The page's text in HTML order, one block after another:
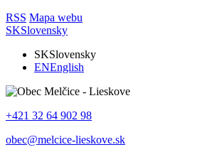
RSS Mapa webu
SKSlovensky
SKSlovensky
ENEnglish
+421 32 64 902 98
obec@melcice-lieskove.sk